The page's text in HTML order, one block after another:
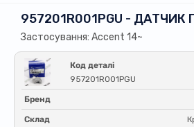
957201R001PGU -
Застосування: Accent 14~
Код деталі
957201R001PGU
Бренд
Склад